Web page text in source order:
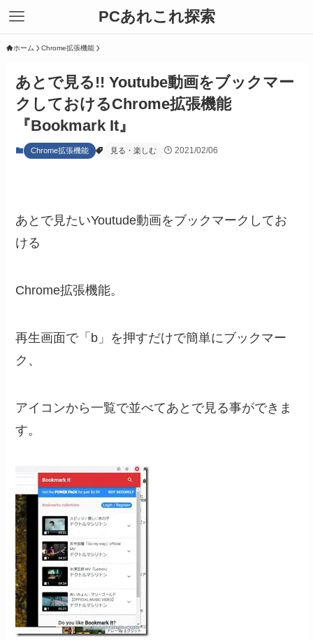
PCあれこれ探索
ホーム Chrome拡張機能
あとで見る!! Youtube動画をブックマー
クしておけるChrome拡張機能
『Bookmark It』
Chrome拡張機能 見る・楽しむ 2021/02/06
あとで見たいYoutude動画をブックマークしてお
ける
Chrome拡張機能。
再生画面で「b」を押すだけで簡単にブックマー
ク、
アイコンから一覧で並べてあとで見る事ができま
す。